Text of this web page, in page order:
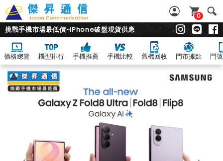
0
挑戰手機市場最低價~iPhone破盤現貨供應
價格總覽 機型排行 手機推薦 手機比較 舊機回收 門市據點 門